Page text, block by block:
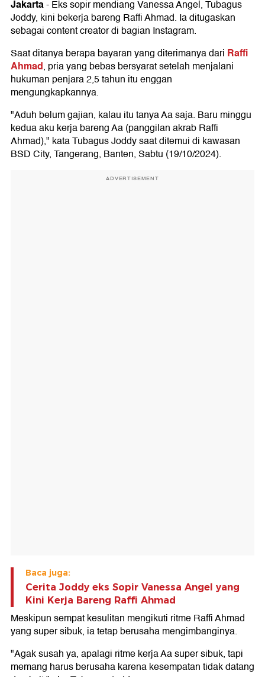
Jakarta-Eks sopir mendiang Vanessa Angel, Tubagus
Joddy, kini bekerja bareng Raffi Ahmad. Ia ditugaskan
sebagai content creator di bagian Instagram.
Saat ditanya berapa bayaran yang diterimanya dari Raffi
Ahmad, pria yang bebas bersyarat setelah menjalani
hukuman penjara 2,5 tahun itu enggan
mengungkapkannya.
"Aduh belum gajian, kalau itu tanya Aa saja. Baru minggu
kedua aku kerja bareng Aa (panggilan akrab Raffi
Ahmad)," kata Tubagus Joddy saat ditemui di kawasan
BSD City, Tangerang, Banten, Sabtu (19/10/2024).
ADVERTISEMENT
Baca juga:
Cerita Joddy eks Sopir Vanessa Angel yang
Kini Kerja Bareng Raffi Ahmad
Meskipun sempat kesulitan mengikuti ritme Raffi Ahmad
yang super sibuk, ia tetap berusaha mengimbanginya.
"Agak susah ya, apalagi ritme kerja Aa super sibuk, tapi
memang harus berusaha karena kesempatan tidak datang